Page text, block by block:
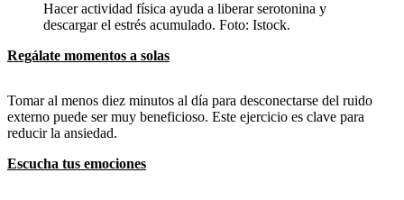
Hacer actividad física ayuda a liberar serotonina y
descargar el estrés acumulado. Foto: Istock.
Regálate momentos a solas
Tomar al menos diez minutos al día para desconectarse del ruido
externo puede ser muy beneficioso. Este ejercicio es clave para
reducir la ansiedad.
Escucha tus emociones